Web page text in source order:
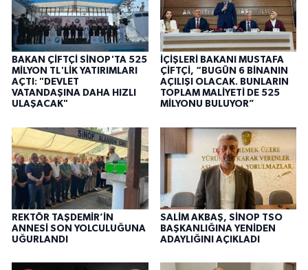
BAKAN ÇİFTÇİ SİNOP'TA 525
MİLYON TL'LİK YATIRIMLARI
AÇTI: "DEVLET
VATANDAŞINA DAHA HIZLI
ULAŞACAK"
İÇİŞLERİ BAKANI MUSTAFA
ÇİFTÇİ, “BUGÜN 6 BİNANIN
AÇILIŞI OLACAK. BUNLARIN
TOPLAM MALİYETİ DE 525
MİLYONU BULUYOR”
REKTÖR TAŞDEMİR’İN
ANNESİ SON YOLCULUĞUNA
UĞURLANDI
SALİM AKBAŞ, SİNOP TSO
BAŞKANLIĞINA YENİDEN
ADAYLIĞINI AÇIKLADI